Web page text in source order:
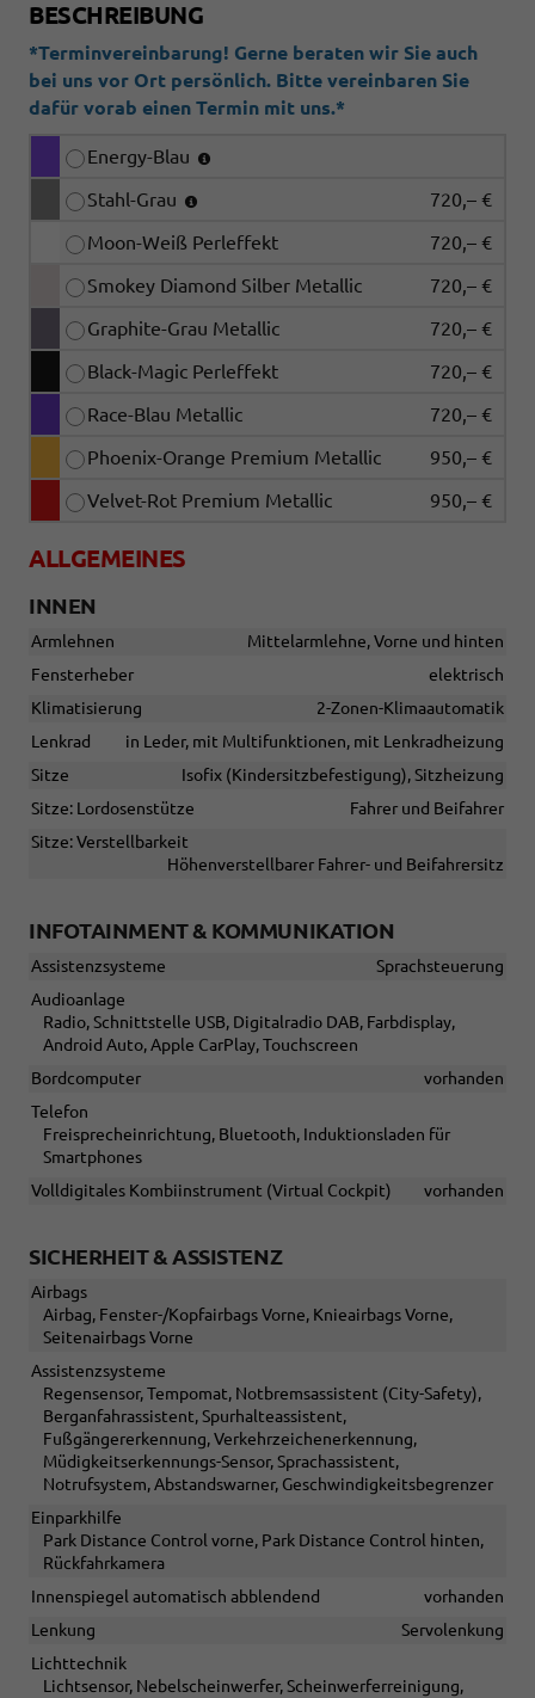
BESCHREIBUNG
*Terminvereinbarung! Gerne beraten wir Sie auch
bei uns vor Ort persönlich. Bitte vereinbaren Sie
dafür vorab einen Termin mit uns.*
Energy-Blau
Stahl-Grau
720,– €
Moon-Weiß Perleffekt
720,– €
Smokey Diamond Silber Metallic
720,– €
Graphite-Grau Metallic
720,– €
Black-Magic Perleffekt
720,– €
Race-Blau Metallic
720,– €
Phoenix-Orange Premium Metallic
950,– €
Velvet-Rot Premium Metallic
950,– €
ALLGEMEINES
INNEN
Armlehnen
Mittelarmlehne, Vorne und hinten
Fensterheber
elektrisch
Klimatisierung
2-Zonen-Klimaautomatik
Lenkrad
in Leder, mit Multifunktionen, mit Lenkradheizung
Sitze
Isofix (Kindersitzbefestigung), Sitzheizung
Sitze: Lordosenstütze
Fahrer und Beifahrer
Sitze: Verstellbarkeit
Höhenverstellbarer Fahrer- und Beifahrersitz
INFOTAINMENT & KOMMUNIKATION
Assistenzsysteme
Sprachsteuerung
Audioanlage
Radio, Schnittstelle USB, Digitalradio DAB, Farbdisplay,
Android Auto, Apple CarPlay, Touchscreen
Bordcomputer
vorhanden
Telefon
Freisprecheinrichtung, Bluetooth, Induktionsladen für
Smartphones
Volldigitales Kombiinstrument (Virtual Cockpit)
vorhanden
SICHERHEIT & ASSISTENZ
Airbags
Airbag, Fenster-/Kopfairbags Vorne, Knieairbags Vorne,
Seitenairbags Vorne
Assistenzsysteme
Regensensor, Tempomat, Notbremsassistent (City-Safety),
Berganfahrassistent, Spurhalteassistent,
Fußgängererkennung, Verkehrzeichenerkennung,
Müdigkeitserkennungs-Sensor, Sprachassistent,
Notrufsystem, Abstandswarner, Geschwindigkeitsbegrenzer
Einparkhilfe
Park Distance Control vorne, Park Distance Control hinten,
Rückfahrkamera
Innenspiegel automatisch abblendend
vorhanden
Lenkung
Servolenkung
Lichttechnik
Lichtsensor, Nebelscheinwerfer, Scheinwerferreinigung,